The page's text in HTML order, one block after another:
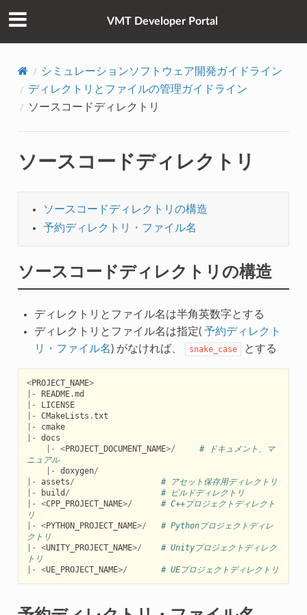
VMT Developer Portal
シミュレーションソフトウェア開発ガイドライン
ディレクトリとファイルの管理ガイドライン
ソースコードディレクトリ
ソースコードディレクトリ
ソースコードディレクトリの構造
予約ディレクトリ・ファイル名
ソースコードディレクトリの構造
ディレクトリとファイル名は半角英数字とする
ディレクトリとファイル名は指定( 予約ディレクト
リ・ファイル名) がなければ、 snake_case とする
<PROJECT_NAME>
|-
README.md
|-
LICENSE
|-
CMakeLists .txt
|-
cmake
|-
docs
|-
<PROJECT_DOCUMENT_NAME>/
# ドキュメント、マ
ニュアル
|-
doxygen/
|-
assets/
# アセット保存用ディレクトリ
|-
build /
# ビルドディレクトリ
|-
<CPP_PROJECT_NAME>/
# C++プロジェクトディレクト
リ
|-
<PYTHON_PROJECT_NAME>/
# Pythonプロジェクトディレ
クトリ
|-
<UNITY_PROJECT_NAME>/
# Unityプロジェクトディレク
トリ
|-
<UE_PROJECT_NAME>/ # UEプロジェクトディレクトリ